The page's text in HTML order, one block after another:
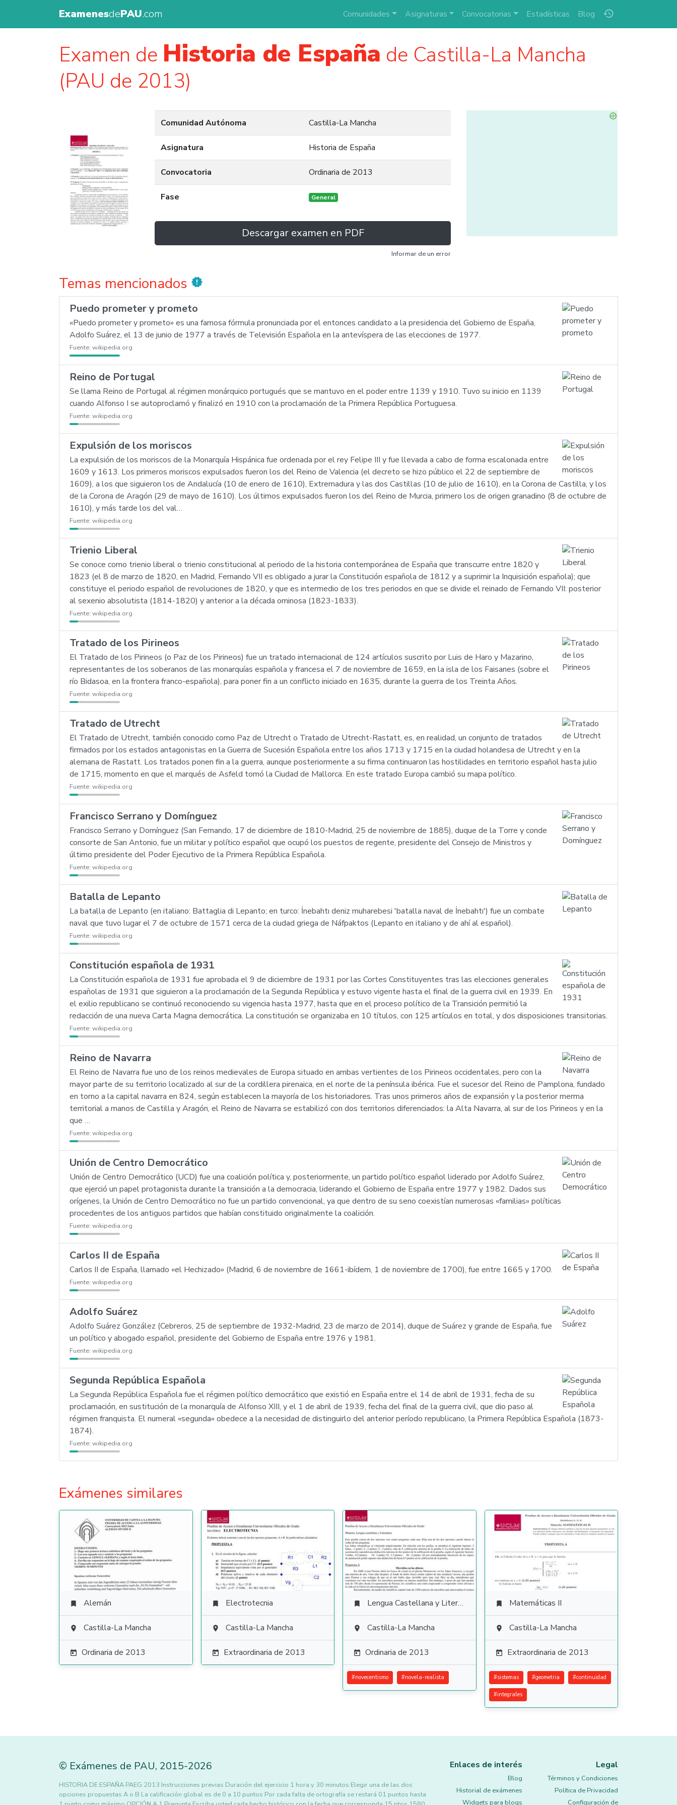
ExamenesdePAU.com history
Comunidades Asignaturas Convocatorias Estadísticas Blog
Examen de Historia de España de Castilla-La Mancha
(PAU de 2013)
Comunidad Autónoma Castilla-La Mancha
Asignatura Historia de España
Convocatoria Ordinaria de 2013
Fase General
Descargar examen en PDF
Informar de un error
Temas mencionados new_releases
Puedo prometer y prometo
«Puedo prometer y prometo» es una famosa fórmula pronunciada por el entonces candidato a la presidencia del Gobierno de España,
Adolfo Suárez, el 13 de junio de 1977 a través de Televisión Española en la antevíspera de las elecciones de 1977.
Fuente: wikipedia.org
Reino de Portugal
Se llama Reino de Portugal al régimen monárquico portugués que se mantuvo en el poder entre 1139 y 1910. Tuvo su inicio en 1139
cuando Alfonso I se autoproclamó y finalizó en 1910 con la proclamación de la Primera República Portuguesa.
Fuente: wikipedia.org
Expulsión de los moriscos
La expulsión de los moriscos de la Monarquía Hispánica fue ordenada por el rey Felipe III y fue llevada a cabo de forma escalonada entre
1609 y 1613. Los primeros moriscos expulsados fueron los del Reino de Valencia (el decreto se hizo público el 22 de septiembre de
1609), a los que siguieron los de Andalucía (10 de enero de 1610), Extremadura y las dos Castillas (10 de julio de 1610), en la Corona de Castilla, y los
de la Corona de Aragón (29 de mayo de 1610). Los últimos expulsados fueron los del Reino de Murcia, primero los de origen granadino (8 de octubre de
1610), y más tarde los del val…
Fuente: wikipedia.org
Trienio Liberal
Se conoce como trienio liberal o trienio constitucional al periodo de la historia contemporánea de España que transcurre entre 1820 y
1823 (el 8 de marzo de 1820, en Madrid, Fernando VII es obligado a jurar la Constitución española de 1812 y a suprimir la Inquisición española); que
constituye el periodo español de revoluciones de 1820, y que es intermedio de los tres periodos en que se divide el reinado de Fernando VII: posterior
al sexenio absolutista (1814-1820) y anterior a la década ominosa (1823-1833).
Fuente: wikipedia.org
Tratado de los Pirineos
El Tratado de los Pirineos (o Paz de los Pirineos) fue un tratado internacional de 124 artículos suscrito por Luis de Haro y Mazarino,
representantes de los soberanos de las monarquías española y francesa el 7 de noviembre de 1659, en la isla de los Faisanes (sobre el
río Bidasoa, en la frontera franco-española), para poner fin a un conflicto iniciado en 1635, durante la guerra de los Treinta Años.
Fuente: wikipedia.org
Tratado de Utrecht
El Tratado de Utrecht, también conocido como Paz de Utrecht o Tratado de Utrecht-Rastatt, es, en realidad, un conjunto de tratados
firmados por los estados antagonistas en la Guerra de Sucesión Española entre los años 1713 y 1715 en la ciudad holandesa de Utrecht y en la
alemana de Rastatt. Los tratados ponen fin a la guerra, aunque posteriormente a su firma continuaron las hostilidades en territorio español hasta julio
de 1715, momento en que el marqués de Asfeld tomó la Ciudad de Mallorca. En este tratado Europa cambió su mapa político.
Fuente: wikipedia.org
Francisco Serrano y Domínguez
Francisco Serrano y Domínguez (San Fernando, 17 de diciembre de 1810-Madrid, 25 de noviembre de 1885), duque de la Torre y conde
consorte de San Antonio, fue un militar y político español que ocupó los puestos de regente, presidente del Consejo de Ministros y
último presidente del Poder Ejecutivo de la Primera República Española.
Fuente: wikipedia.org
Batalla de Lepanto
La batalla de Lepanto (en italiano: Battaglia di Lepanto; en turco: İnebahtı deniz muharebesi 'batalla naval de İnebahtı') fue un combate
naval que tuvo lugar el 7 de octubre de 1571 cerca de la ciudad griega de Náfpaktos (Lepanto en italiano y de ahí al español).
Fuente: wikipedia.org
Constitución española de 1931
La Constitución española de 1931 fue aprobada el 9 de diciembre de 1931 por las Cortes Constituyentes tras las elecciones generales
españolas de 1931 que siguieron a la proclamación de la Segunda República y estuvo vigente hasta el final de la guerra civil en 1939. En
el exilio republicano se continuó reconociendo su vigencia hasta 1977, hasta que en el proceso político de la Transición permitió la
redacción de una nueva Carta Magna democrática. La constitución se organizaba en 10 títulos, con 125 artículos en total, y dos disposiciones transitorias.
Fuente: wikipedia.org
Reino de Navarra
El Reino de Navarra fue uno de los reinos medievales de Europa situado en ambas vertientes de los Pirineos occidentales, pero con la
mayor parte de su territorio localizado al sur de la cordillera pirenaica, en el norte de la península ibérica. Fue el sucesor del Reino de Pamplona, fundado
en torno a la capital navarra en 824, según establecen la mayoría de los historiadores. Tras unos primeros años de expansión y la posterior merma
territorial a manos de Castilla y Aragón, el Reino de Navarra se estabilizó con dos territorios diferenciados: la Alta Navarra, al sur de los Pirineos y en la
que …
Fuente: wikipedia.org
Unión de Centro Democrático
Unión de Centro Democrático (UCD) fue una coalición política y, posteriormente, un partido político español liderado por Adolfo Suárez,
que ejerció un papel protagonista durante la transición a la democracia, liderando el Gobierno de España entre 1977 y 1982. Dados sus
orígenes, la Unión de Centro Democrático no fue un partido convencional, ya que dentro de su seno coexistían numerosas «familias» políticas
procedentes de los antiguos partidos que habían constituido originalmente la coalición.
Fuente: wikipedia.org
Carlos II de España
Carlos II de España, llamado «el Hechizado» (Madrid, 6 de noviembre de 1661-ibídem, 1 de noviembre de 1700), fue entre 1665 y 1700.
Fuente: wikipedia.org
Adolfo Suárez
Adolfo Suárez González (Cebreros, 25 de septiembre de 1932-Madrid, 23 de marzo de 2014), duque de Suárez y grande de España, fue
un político y abogado español, presidente del Gobierno de España entre 1976 y 1981.
Fuente: wikipedia.org
Segunda República Española
La Segunda República Española fue el régimen político democrático que existió en España entre el 14 de abril de 1931, fecha de su
proclamación, en sustitución de la monarquía de Alfonso XIII, y el 1 de abril de 1939, fecha del final de la guerra civil, que dio paso al
régimen franquista. El numeral «segunda» obedece a la necesidad de distinguirlo del anterior período republicano, la Primera República Española (1873-
1874).
Fuente: wikipedia.org
Exámenes similares
 Alemán
 Castilla-La Mancha
 Ordinaria de 2013
 Electrotecnia
 Castilla-La Mancha
 Extraordinaria de 2013
 Lengua Castellana y Literatura
 Castilla-La Mancha
 Ordinaria de 2013
#novecentismo #novela-realista
 Matemáticas II
 Castilla-La Mancha
 Extraordinaria de 2013
#sistemas #geometria #continuidad
#integrales
© Exámenes de PAU, 2015-2026
HISTORIA DE ESPAÑA PAEG 2013 Instrucciones previas Duración del ejercicio 1 hora y 30 minutos Elegir una de las dos
opciones propuestas A o B La calificación global es de 0 a 10 puntos Por cada falta de ortografía se restará 01 puntos hasta
Enlaces de interés
Blog
Historial de exámenes
Widgets para blogs
Legal
Términos y Condiciones
Política de Privacidad
Configuración de